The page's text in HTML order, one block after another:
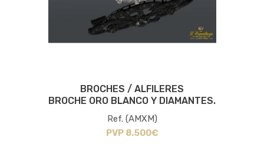
BROCHES / ALFILERES
BROCHE ORO BLANCO Y DIAMANTES.
Ref. (AMXM)
PVP 8.500€